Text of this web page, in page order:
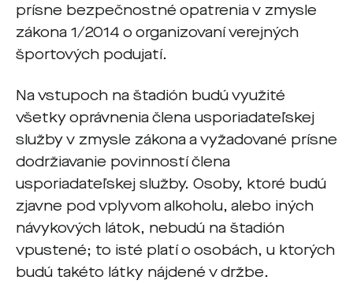
prísne bezpečnostné opatrenia v zmysle
zákona 1/2014 o organizovaní verejných
športových podujatí.
Na vstupoch na štadión budú využité
všetky oprávnenia člena usporiadateľskej
služby v zmysle zákona a vyžadované prísne
dodržiavanie povinností člena
usporiadateľskej služby. Osoby, ktoré budú
zjavne pod vplyvom alkoholu, alebo iných
návykových látok, nebudú na štadión
vpustené; to isté platí o osobách, u ktorých
budú takéto látky nájdené v držbe.